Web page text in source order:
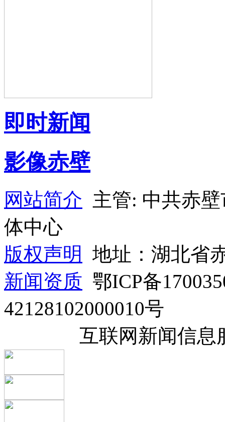
即时新闻
影像赤壁
网站简介 主管: 中共赤
体中心
版权声明
地址：湖北省
新闻资质 鄂ICP备
42128102000010号
互联网新闻信息服务